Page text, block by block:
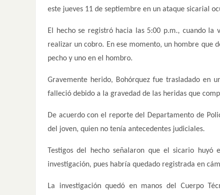
este jueves 11 de septiembre en un ataque sicarial
El hecho se registró hacia las 5:00 p.m., cuando
realizar un cobro. En ese momento, un hombre que
pecho y uno en el hombro.
Gravemente herido, Bohórquez fue trasladado en
falleció debido a la gravedad de las heridas que
De acuerdo con el reporte del Departamento de
del joven, quien no tenía antecedentes judiciales.
Testigos del hecho señalaron que el sicario
investigación, pues habría quedado registrada en
La investigación quedó en manos del Cuerpo